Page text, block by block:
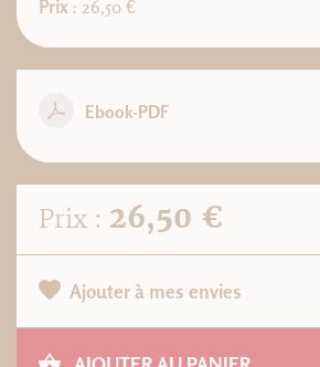
Prix : 26,50 €
Ebook-PDF
Prix : 26,50 €
Ajouter à mes envies